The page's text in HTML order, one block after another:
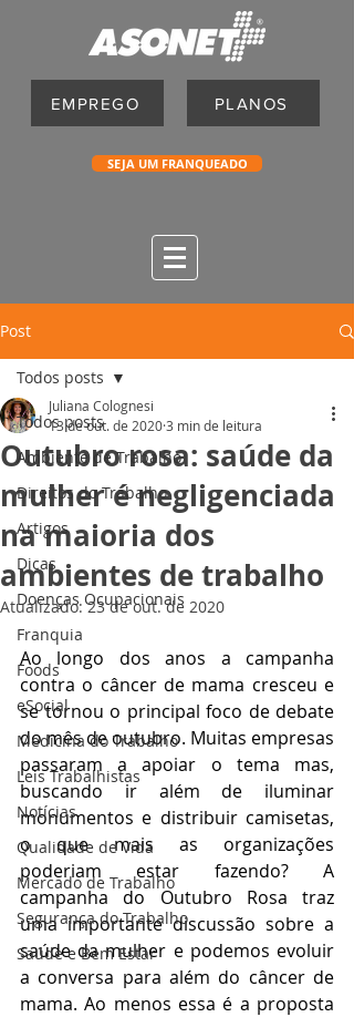
EMPREGO PLANOS
SEJA UM FRANQUEADO
Post
Todos posts
Ambiente de Trabalho
Direitos do Trabalho
Artigos
Dicas
Doenças Ocupacionais
Franquia
Foods
eSocial
Medicina do Trabalho
Leis Trabalhistas
Notícias
Qualidade de Vida
Mercado de Trabalho
Segurança do Trabalho
Saúde e Bem Estar
Todos posts
Outubro rosa: saúde da
mulher é negligenciada
na maioria dos
ambientes de trabalho
Juliana Colognesi
13 de out. de 20203 min de leitura
Atualizado:23 de out. de 2020
Ao longo dos anos a campanha
contra o câncer de mama cresceu e
se tornou o principal foco de debate
do mês de outubro. Muitas empresas
passaram a apoiar o tema mas,
buscando ir além de iluminar
monumentos e distribuir camisetas,
o que mais as organizações
poderiam estar fazendo? A
campanha do Outubro Rosa traz
uma importante discussão sobre a
saúde da mulher e podemos evoluir
a conversa para além do câncer de
mama. Ao menos essa é a proposta